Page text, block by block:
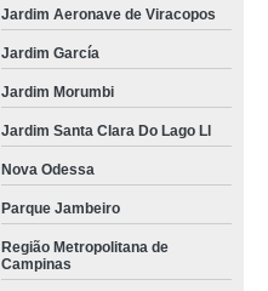
Jardim Aeronave de Viracopos
Jardim García
Jardim Morumbi
Jardim Santa Clara Do Lago Ll
Nova Odessa
Parque Jambeiro
Região Metropolitana de
Campinas